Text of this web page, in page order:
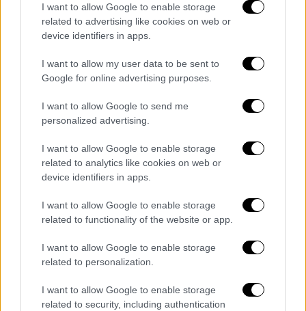
I want to allow Google to enable storage
related to advertising like cookies on web or
device identifiers in apps.
I want to allow my user data to be sent to
Google for online advertising purposes.
I want to allow Google to send me
personalized advertising.
I want to allow Google to enable storage
related to analytics like cookies on web or
device identifiers in apps.
I want to allow Google to enable storage
related to functionality of the website or app.
I want to allow Google to enable storage
related to personalization.
I want to allow Google to enable storage
related to security, including authentication
Γιόσκα Φίσερ: Ο ιστορικός ηγέτης των
εξοπλιστεί με πυρηνικά, εκβιάζει ο